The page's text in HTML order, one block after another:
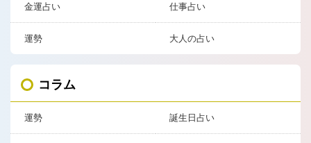
金運占い 仕事占い
運勢 大人の占い
コラム
運勢 誕生日占い